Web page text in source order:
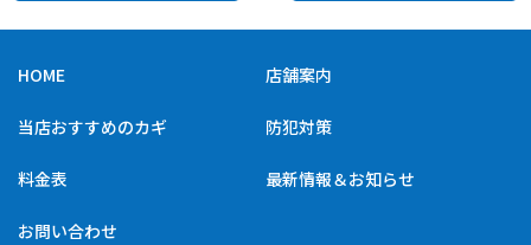
HOME 店舗案内
当店おすすめのカギ 防犯対策
料金表 最新情報＆お知らせ
お問い合わせ